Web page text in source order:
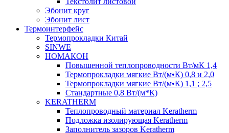
Эбонит круг
Эбонит лист
Термоинтерфейс
Термопрокладки Китай
SINWE
НОМАКОН
Повышенной теплопроводности Вт/мК 1,4
Термопрокладки мягкие Вт/(м•К) 0,8 и 2,0
Термопрокладки мягкие Вт/(м•К) 1,1 ; 2,5
Стандартные 0,8 Вт/(м*К)
KERATHERM
Теплопроводный материал Keratherm
Подложка изолирующая Keratherm
Заполнитель зазоров Keratherm